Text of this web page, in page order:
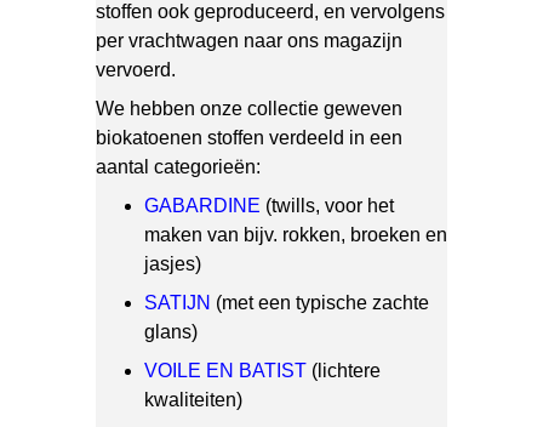
stoffen ook geproduceerd, en vervolgens
per vrachtwagen naar ons magazijn
vervoerd.
We hebben onze collectie geweven
biokatoenen stoffen verdeeld in een
aantal categorieën:
GABARDINE (twills, voor het
maken van bijv. rokken, broeken en
jasjes)
SATIJN (met een typische zachte
glans)
VOILE EN BATIST (lichtere
kwaliteiten)